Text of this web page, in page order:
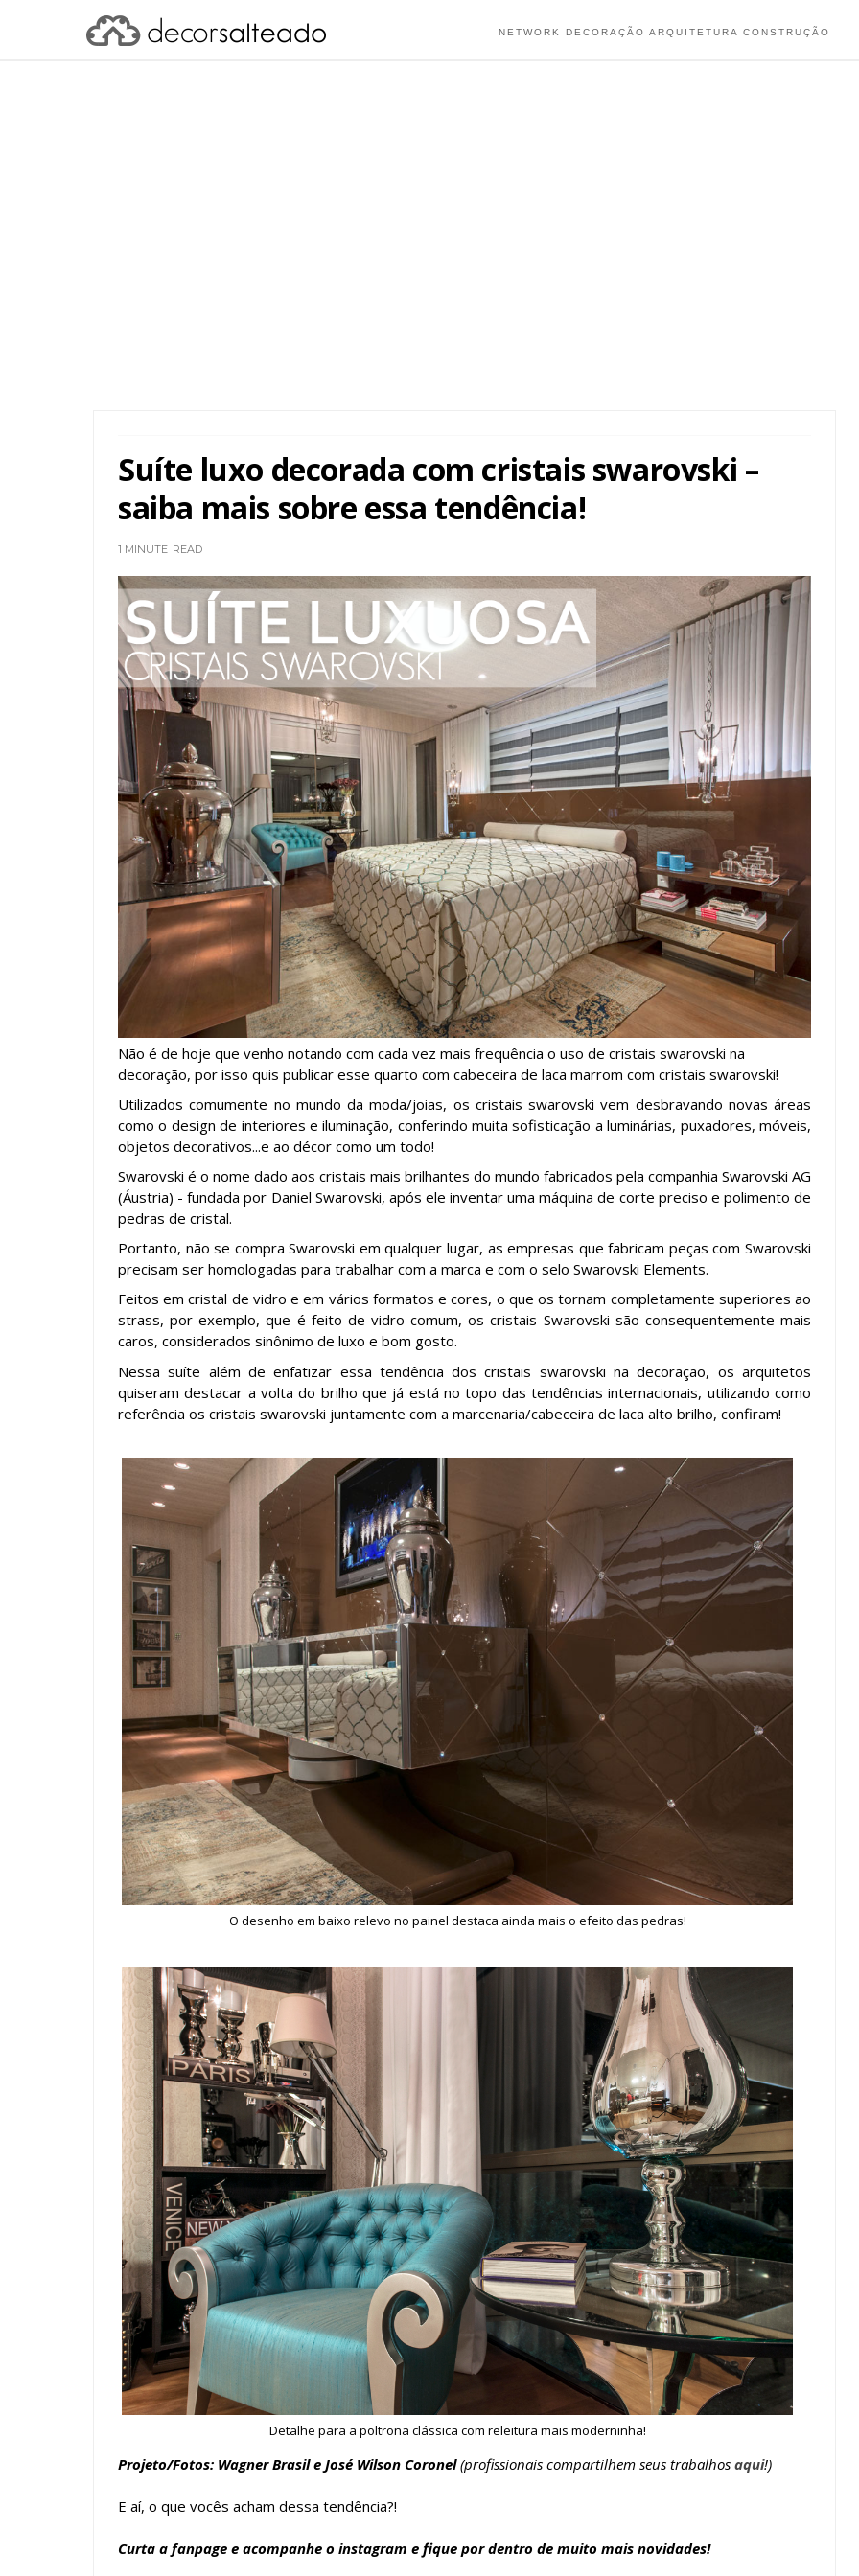
NETWORK DECORAÇÃO ARQUITETURA CONSTRUÇÃO
Suíte luxo decorada com cristais swarovski –
saiba mais sobre essa tendência!
1 MINUTE READ
Não é de hoje que venho notando com cada vez mais frequência o uso de cristais swarovski na
decoração, por isso quis publicar esse quarto com cabeceira de laca marrom com cristais swarovski!
Utilizados comumente no mundo da moda/joias, os cristais swarovski vem desbravando novas áreas
como o design de interiores e iluminação, conferindo muita sofisticação a luminárias, puxadores, móveis,
objetos decorativos...e ao décor como um todo!
Swarovski é o nome dado aos cristais mais brilhantes do mundo fabricados pela companhia Swarovski AG
(Áustria) -fundada por Daniel Swarovski, após ele inventar uma máquina de corte preciso e polimento de
pedras de cristal.
Portanto, não se compra Swarovski em qualquer lugar, as empresas que fabricam peças com Swarovski
precisam ser homologadas para trabalhar com a marca e com o selo Swarovski Elements.
Feitos em cristal de vidro e em vários formatos e cores, o que os tornam completamente superiores ao
strass, por exemplo, que é feito de vidro comum, os cristais Swarovski são consequentemente mais
caros, considerados sinônimo de luxo e bom gosto.
Nessa suíte além de enfatizar essa tendência dos cristais swarovski na decoração, os arquitetos
quiseram destacar a volta do brilho que já está no topo das tendências internacionais, utilizando como
referência os cristais swarovski juntamente com a marcenaria/cabeceira de laca alto brilho, confiram!
O desenho em baixo relevo no painel destaca ainda mais o efeito das pedras!
Detalhe para a poltrona clássica com releitura mais moderninha!
Projeto/Fotos: Wagner Brasil e José Wilson Coronel(profissionais compartilhem seus trabalhos aqui!)
E aí, o que vocês acham dessa tendência?!
Curta a fanpage e acompanhe o instagram e fique por dentro de muito mais novidades!